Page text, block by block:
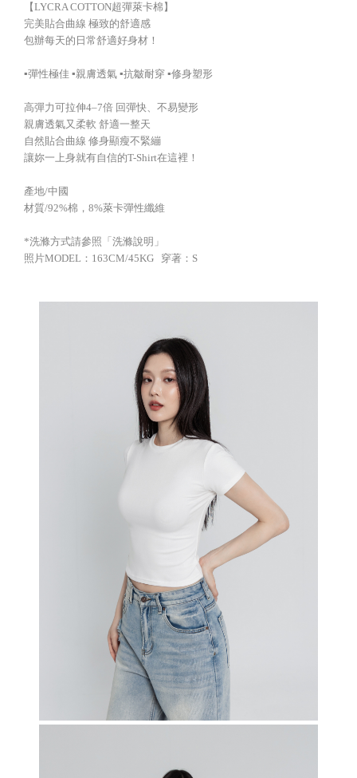
【LYCRA COTTON超彈萊卡棉】
完美貼合曲線 極致的舒適感
包辦每天的日常舒適好身材！
▪️彈性極佳 ▪️親膚透氣 ▪️抗皺耐穿 ▪️修身塑形
高彈力可拉伸4–7倍 回彈快、不易變形
親膚透氣又柔軟 舒適一整天
自然貼合曲線 修身顯瘦不緊繃
讓妳一上身就有自信的T-Shirt在這裡！
產地/中國
材質/92%棉，8%萊卡彈性纖維
*洗滌方式請參照「洗滌說明」
照片MODEL：163CM/45KG 穿著：S